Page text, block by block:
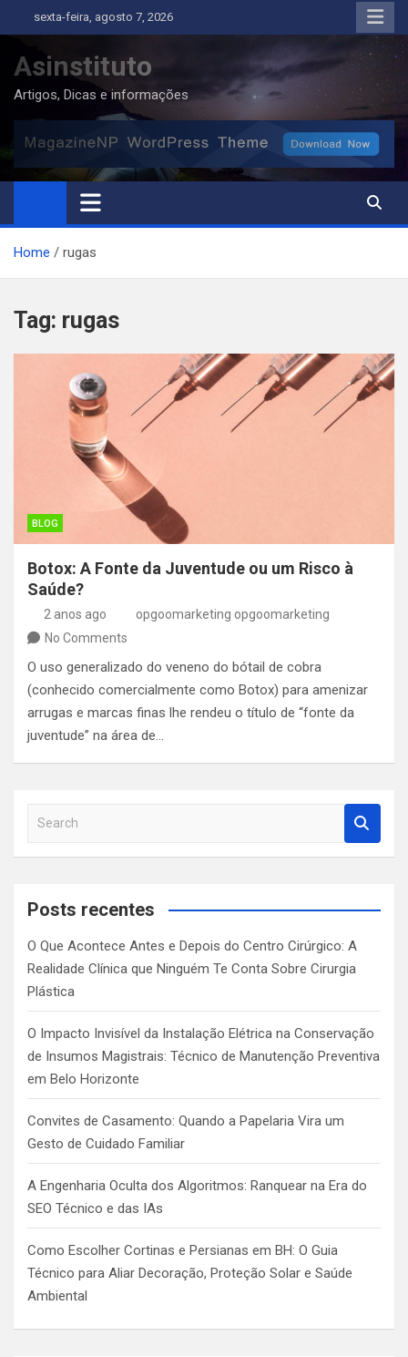
to
content
sexta-feira, agosto 7, 2026
Asinstituto
Artigos, Dicas e informações
Home rugas
Tag: rugas
BLOG
Botox: A Fonte da Juventude ou um Risco à
Saúde?
2 anos ago
opgoomarketing opgoomarketing
No Comments
O uso generalizado do veneno do bótail de cobra
(conhecido comercialmente como Botox) para amenizar
arrugas e marcas finas lhe rendeu o título de “fonte da
juventude” na área de…
a
c
Posts recentes
O Que Acontece Antes e Depois do Centro Cirúrgico: A
Realidade Clínica que Ninguém Te Conta Sobre Cirurgia
Plástica
O Impacto Invisível da Instalação Elétrica na Conservação
de Insumos Magistrais: Técnico de Manutenção Preventiva
em Belo Horizonte
Convites de Casamento: Quando a Papelaria Vira um
Gesto de Cuidado Familiar
A Engenharia Oculta dos Algoritmos: Ranquear na Era do
SEO Técnico e das IAs
Como Escolher Cortinas e Persianas em BH: O Guia
Técnico para Aliar Decoração, Proteção Solar e Saúde
Ambiental